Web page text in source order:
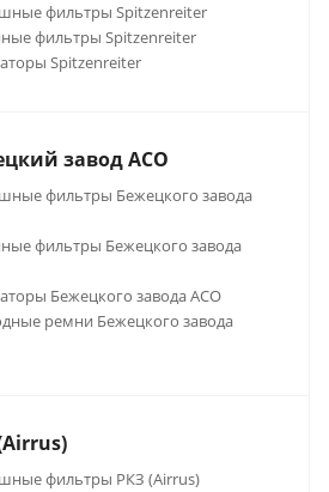
фильтры Spitzenreiter
фильтры Spitzenreiter
Spitzenreiter
завод АСО
фильтры Бежецкого завода
фильтры Бежецкого завода
Бежецкого завода АСО
ремни Бежецкого завода
фильтры РКЗ (Airrus)